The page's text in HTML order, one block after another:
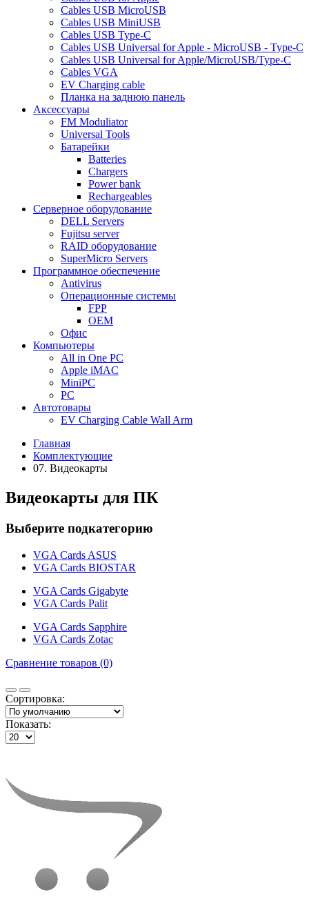
Cables USB MicroUSB
Cables USB MiniUSB
Cables USB Type-C
Cables USB Universal for Apple - MicroUSB - Type-C
Cables USB Universal for Apple/MicroUSB/Type-C
Cables VGA
EV Charging cable
Планка на заднюю панель
Аксессуары
FM Moduliator
Universal Tools
Батарейки
Batteries
Chargers
Power bank
Rechargeables
Серверное оборудование
DELL Servers
Fujitsu server
RAID оборудование
SuperMicro Servers
Программное обеспечение
Antivirus
Операционные системы
FPP
OEM
Офис
Компьютеры
All in One PC
Apple iMAC
MiniPC
PC
Автотовары
EV Charging Cable Wall Arm
Главная
Комплектующие
07. Видеокарты
Видеокарты для ПК
Выберите подкатегорию
VGA Cards ASUS
VGA Cards BIOSTAR
VGA Cards Gigabyte
VGA Cards Palit
VGA Cards Sapphire
VGA Cards Zotac
Сравнение товаров (0)
Сортировка:
Показать: